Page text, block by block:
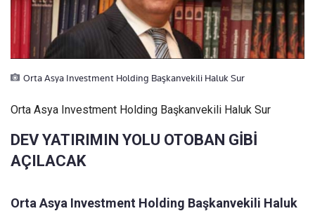
Orta Asya Investment Holding Başkanvekili Haluk Sur
Orta Asya Investment Holding Başkanvekili Haluk Sur
DEV YATIRIMIN YOLU OTOBAN GİBİ
AÇILACAK
Orta Asya Investment Holding Başkanvekili Haluk